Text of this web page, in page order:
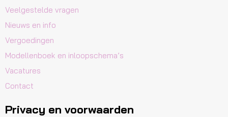
Veelgestelde vragen
Nieuws en info
Vergoedingen
Modellenboek en inloopschema’s
Vacatures
Contact
Privacy en voorwaarden